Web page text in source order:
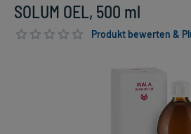
SOLUM OEL, 500 ml
Produkt bewerten &